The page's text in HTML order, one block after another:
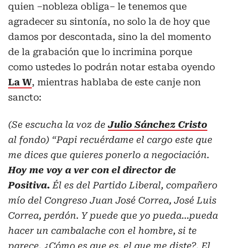
quien –nobleza obliga– le tenemos que
agradecer su sintonía, no solo la de hoy que
damos por descontada, sino la del momento
de la grabación que lo incrimina porque
como ustedes lo podrán notar estaba oyendo
La W, mientras hablaba de este canje non
sancto:
(Se escucha la voz deJulio Sánchez Cristo
al fondo) “Papi recuérdame el cargo este que
me dices que quieres ponerlo a negociación.
Hoy me voy a ver con el director de
Positiva. Él es del Partido Liberal, compañero
mío del Congreso Juan José Correa, José Luis
Correa, perdón. Y puede que yo pueda…pueda
hacer un cambalache con el hombre, si te
parece. ¿Cómo es que es, el que me diste?. El